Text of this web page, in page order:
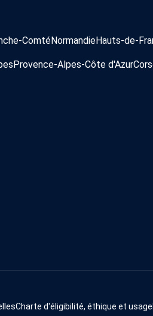
ComtéNormandieHauts-de-
Provence-Alpes-Côte d'Azur
Charte d'éligibilité, éthique et usage